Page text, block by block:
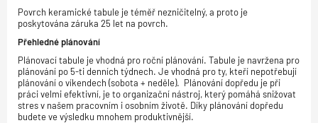
Povrch keramické tabule je téměř nezničitelný, a proto je
poskytována záruka 25 let na povrch.
Přehledné plánování
Plánovací tabule je vhodná pro roční plánování. Tabule je navržena pro
plánování po 5-ti denních týdnech. Je vhodná pro ty, kteří nepotřebují
plánování o víkendech (sobota + neděle). Plánování dopředu je při
práci velmi efektivní, je to organizační nástroj, který pomáhá snižovat
stres v našem pracovním i osobním životě. Díky plánování dopředu
budete ve výsledku mnohem produktivnější.